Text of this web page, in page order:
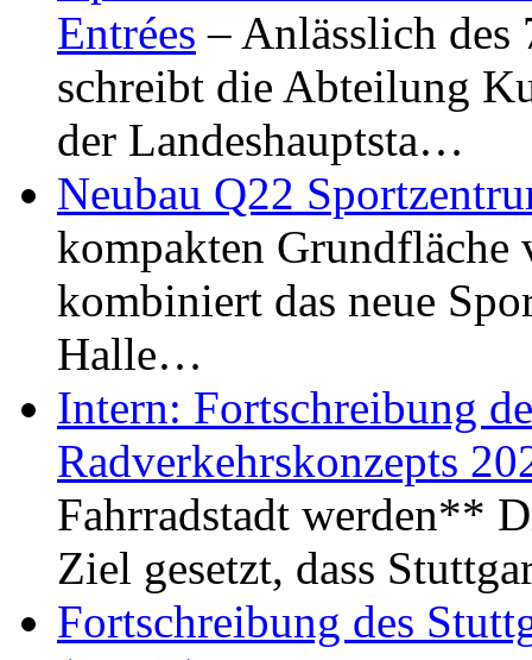
Entrées – Anlässlich
schreibt die Abteilung
der Landeshauptsta…
Neubau Q22
kompakten Grundfläche
kombiniert das neue
Halle…
Intern: Fortschreibung
Radverkehrskonzepts
Fahrradstadt werden**
Ziel gesetzt, dass
Fortschreibung des